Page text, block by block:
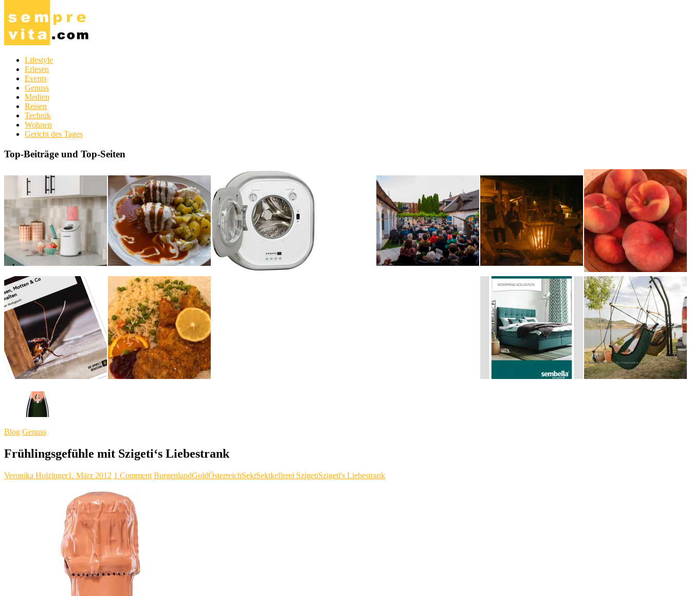
Lifestyle
Erlesen
Events
Genuss
Medien
Reisen
Technik
Wohnen
Gericht des Tages
Top-Beiträge und Top-Seiten
Blog Genuss
Frühlingsgefühle mit Szigeti‘s Liebestrank
Veronika Holzinger1. März 2012 1 Comment BurgenlandGoldÖsterreichSektSektkellerei SzigetiSzigeti's Liebestrank